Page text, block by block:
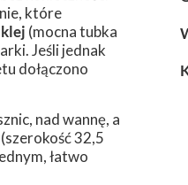
które
(mocna tubka
Jeśli jednak
dołączono
nad wannę, a
32,5
łatwo